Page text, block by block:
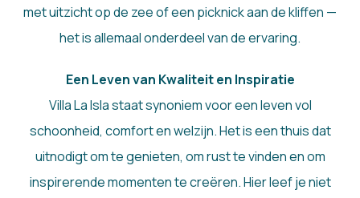
met uitzicht op de zee of een picknick aan de kliffen —
het is allemaal onderdeel van de ervaring.
Een Leven van Kwaliteit en Inspiratie
Villa La Isla staat synoniem voor een leven vol
schoonheid, comfort en welzijn. Het is een thuis dat
uitnodigt om te genieten, om rust te vinden en om
inspirerende momenten te creëren. Hier leef je niet